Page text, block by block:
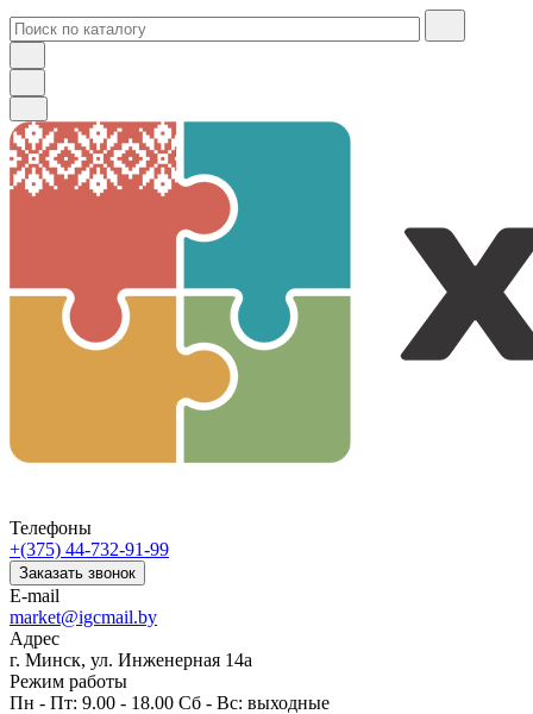
Телефоны
+(375) 44-732-91-99
Заказать звонок
E-mail
market@igcmail.by
Адрес
г. Минск, ул. Инженерная 14а
Режим работы
Пн - Пт: 9.00 - 18.00 Сб - Вс: выходные